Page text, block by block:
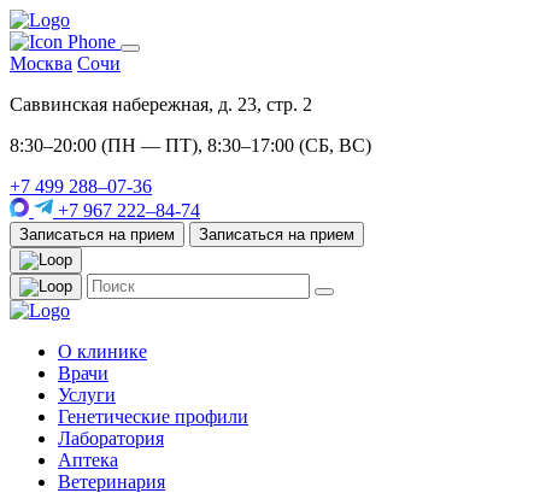
Москва Сочи
Саввинская набережная, д. 23, стр. 2
8:30–20:00 (ПН — ПТ), 8:30–17:00 (СБ, ВС)
+7 499 288–07-36
+7 967 222–84-74
Записаться на прием Записаться на прием
О клинике
Врачи
Услуги
Генетические профили
Лаборатория
Аптека
Ветеринария